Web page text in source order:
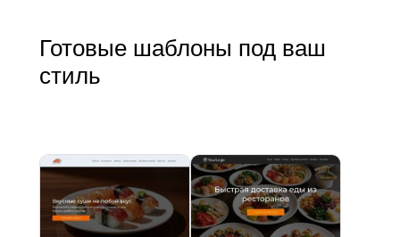
Готовые шаблоны под ваш
стиль